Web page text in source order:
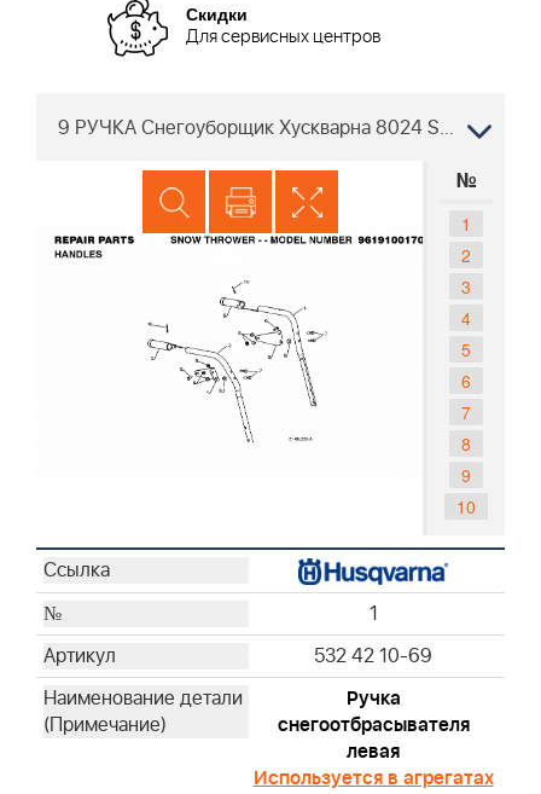
Скидки
Для сервисных центров
9 РУЧКА Снегоуборщик Хускварна 8024 STE 96191001706, 2008-08
№
1
2
3
4
5
6
7
8
9
10
1
532 42 10-69
Ручка
снегоотбрасывателя
левая
Используется в агрегатах